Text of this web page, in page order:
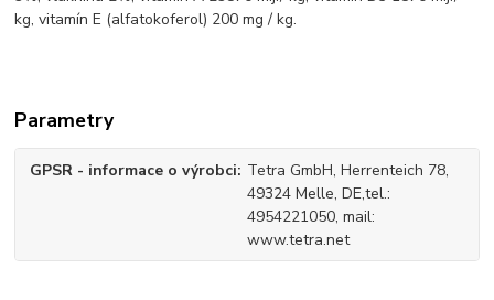
kg, vitamín E (alfatokoferol) 200 mg / kg.
Parametry
GPSR - informace o výrobci Tetra GmbH, Herrenteich 78,
49324 Melle, DE,tel.:
4954221050, mail:
www.tetra.net